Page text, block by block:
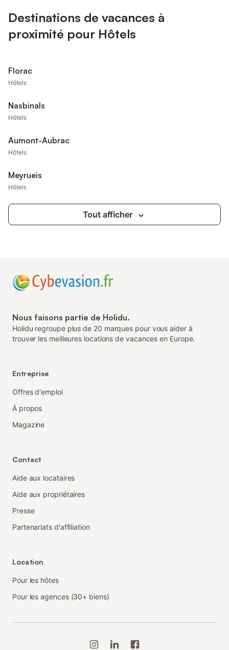
Destinations de vacances à
proximité pour Hôtels
Florac
Hôtels
Nasbinals
Hôtels
Aumont-Aubrac
Hôtels
Meyrueis
Hôtels
Tout afficher
Nous faisons partie de Holidu.
Holidu regroupe plus de 20 marques pour vous aider à
trouver les meilleures locations de vacances en Europe.
Entreprise
Offres d'emploi
À propos
Magazine
Contact
Aide aux locataires
Aide aux propriétaires
Presse
Partenariats d'affiliation
Location
Pour les hôtes
Pour les agences (30+ biens)